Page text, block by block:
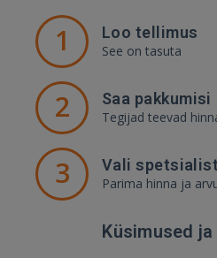
1 Loo tellimus
See on tasuta
2 Saa pakkumisi
Tegijad teevad
3 Vali spetsialist
Parima hinna ja
Küsimused